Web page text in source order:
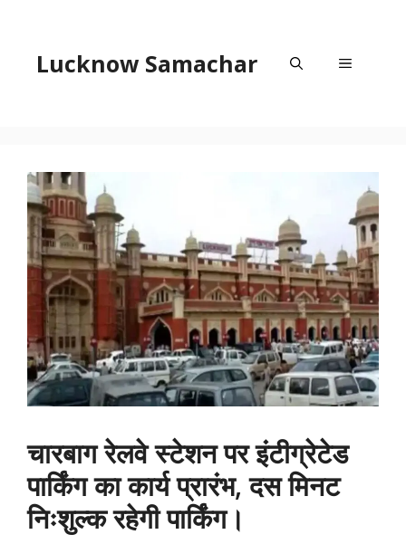
contentLucknow Samachar Menu
चारबाग रेलवे स्टेशन पर इंटीग्रेटेड
पार्किंग का कार्य प्रारंभ, दस मिनट
निःशुल्क रहेगी पार्किंग।